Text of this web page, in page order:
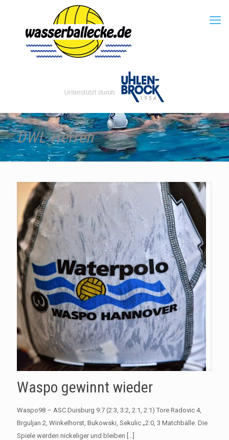
DWL Herren
Waspo gewinnt wieder
Waspo98 – ASC Duisburg 9:7 (2:3, 3:2, 2:1, 2:1) Tore Radovic 4,
Brguljan 2, Winkelhorst, Bukowski, Sekulic „2:0, 3 Matchbälle. Die
Spiele werden nickeliger und bleiben […]